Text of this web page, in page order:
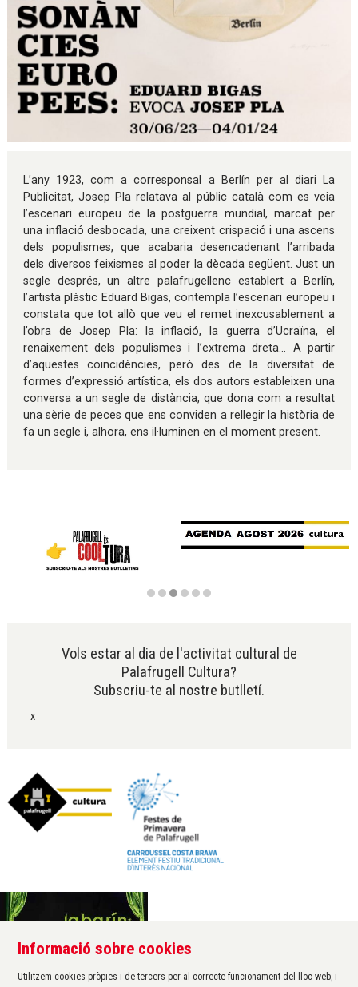
L’any 1923, com a corresponsal a Berlín per al diari La
Publicitat, Josep Pla relatava al públic català com es veia
l’escenari europeu de la postguerra mundial, marcat per
una inflació desbocada, una creixent crispació i una ascens
dels populismes, que acabaria desencadenant l’arribada
dels diversos feixismes al poder la dècada següent. Just un
segle després, un altre palafrugellenc establert a Berlín,
l’artista plàstic Eduard Bigas, contempla l’escenari europeu i
constata que tot allò que veu el remet inexcusablement a
l’obra de Josep Pla: la inflació, la guerra d’Ucraïna, el
renaixement dels populismes i l’extrema dreta... A partir
d’aquestes coincidències, però des de la diversitat de
formes d’expressió artística, els dos autors estableixen una
conversa a un segle de distància, que dona com a resultat
una sèrie de peces que ens conviden a rellegir la història de
fa un segle i, alhora, ens il·luminen en el moment present.
Vols estar al dia de l'activitat cultural de
Palafrugell Cultura?
Subscriu-te al nostre butlletí.
x
Àrea de cultura de l'Ajuntament de Palafrugell
Carrer Santa Margarida, 1
Informació sobre cookies
Utilitzem cookies pròpies i de tercers per al correcte funcionament del lloc web, i